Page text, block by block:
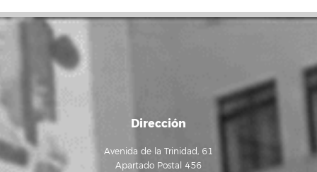
Dirección
Avenida de la Trinidad, 61
Apartado Postal 456